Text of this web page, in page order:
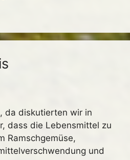
da diskutierten wir in
dass die Lebensmittel zu
Ramschgemüse,
und